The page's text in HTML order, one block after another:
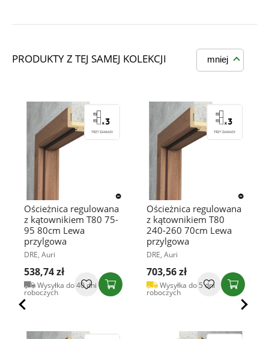
PRODUKTY Z TEJ SAMEJ KOLEKCJI mniej
Ościeżnica regulowana
z kątownikiem T80 75-
95 80cm Lewa
przylgowa
DRE, Auri
538,74 zł
Wysyłka do 40 dni
roboczych
Ościeżnica regulowana
z kątownikiem T80
240-260 70cm Lewa
przylgowa
DRE, Auri
703,56 zł
Wysyłka do 5 dni
roboczych